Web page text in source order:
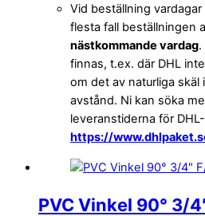
Vid beställning
flesta fall beställningen
nästkommande vardag.
finnas, t.ex. där DHL
om det av naturliga skäl
avstånd. Ni kan söka
leveranstiderna för
https://
PVC Vinkel 90° 3/